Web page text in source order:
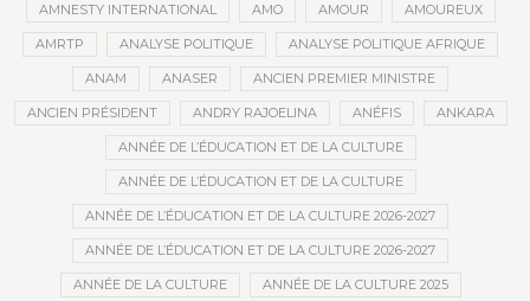
AMNESTY INTERNATIONAL AMO AMOUR AMOUREUX
AMRTP ANALYSE POLITIQUE ANALYSE POLITIQUE AFRIQUE
ANAM ANASER ANCIEN PREMIER MINISTRE
ANCIEN PRÉSIDENT ANDRY RAJOELINA ANÉFIS ANKARA
ANNÉE DE L’ÉDUCATION ET DE LA CULTURE
ANNÉE DE L’ÉDUCATION ET DE LA CULTURE
ANNÉE DE L’ÉDUCATION ET DE LA CULTURE 2026-2027
ANNÉE DE L’ÉDUCATION ET DE LA CULTURE 2026-2027
ANNÉE DE LA CULTURE ANNÉE DE LA CULTURE 2025